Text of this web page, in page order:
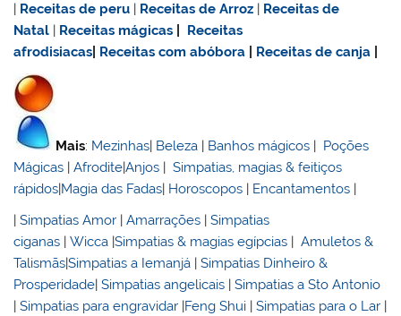
Receitas de peru Receitas de Arroz
Receitas de
Natal
Receitas mágicas
Receitas
afrodisiacas
Receitas com abóbora Receitas de canja
Mais: Mezinhas| Beleza | Banhos mágicos | Poções
Mágicas |Afrodite|Anjos |Simpatias, magias & feitiços
rápidos|Magia das Fadas| Horoscopos | Encantamentos |
|Simpatias Amor |Amarrações |Simpatias
ciganas |Wicca |Simpatias & magias egípcias |Amuletos &
Talismãs|Simpatias a Iemanjá |Simpatias Dinheiro &
Prosperidade|Simpatias angelicais |Simpatias a Sto Antonio
|Simpatias para engravidar |Feng Shui |Simpatias para o Lar |